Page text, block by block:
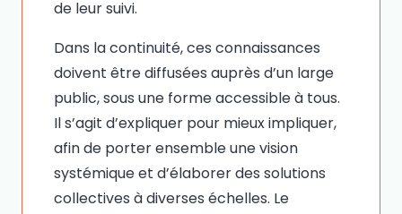
de leur suivi.
Dans la continuité, ces connaissances
doivent être diffusées auprès d’un large
public, sous une forme accessible à tous.
Il s’agit d’expliquer pour mieux impliquer,
afin de porter ensemble une vision
systémique et d’élaborer des solutions
collectives à diverses échelles. Le